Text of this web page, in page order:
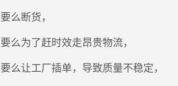
要么断货，
要么为了赶时效走昂贵物流，
要么让工厂插单，导致质量不稳定，